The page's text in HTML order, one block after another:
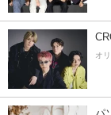
オ